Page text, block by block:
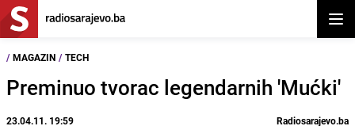
/ MAGAZIN / TECH
Preminuo tvorac legendarnih 'Mućki'
23.04.11. 19:59 Radiosarajevo.ba